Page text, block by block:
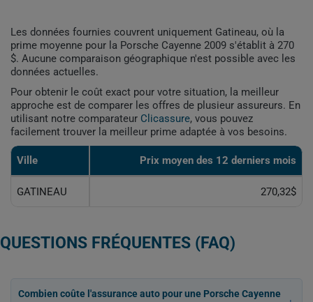
Les données fournies couvrent uniquement Gatineau, où la
prime moyenne pour la Porsche Cayenne 2009 s'établit à 270
$. Aucune comparaison géographique n'est possible avec les
données actuelles.
Pour obtenir le coût exact pour votre situation, la meilleur
approche est de comparer les offres de plusieur assureurs. En
utilisant notre comparateur Clicassure, vous pouvez
facilement trouver la meilleur prime adaptée à vos besoins.
Ville Prix ​​moyen des 12 derniers mois
GATINEAU 270,32$
QUESTIONS FRÉQUENTES (FAQ)
Combien coûte l'assurance auto pour une Porsche Cayenne